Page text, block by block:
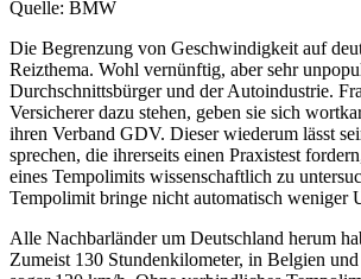
Quelle: BMW
Die Begrenzung von Geschwindigkeit auf
Reizthema. Wohl vernünftig, aber sehr
Durchschnittsbürger und der Autoindustrie.
Versicherer dazu stehen, geben sie sich
ihren Verband GDV. Dieser wiederum lässt
sprechen, die ihrerseits einen Praxistest
eines Tempolimits wissenschaftlich zu
Tempolimit bringe nicht automatisch weniger
Alle Nachbarländer um Deutschland herum
Zumeist 130 Stundenkilometer, in Belgien